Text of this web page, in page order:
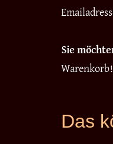
Sie
Warenkorb!
Das